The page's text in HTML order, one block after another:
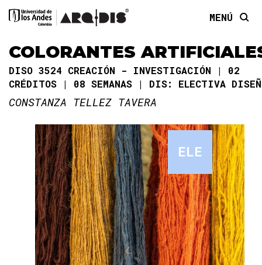
MENÚ
COLORANTES
DISO 3524 CREACIÓN - INVESTIGACIÓN
02
CRÉDITOS
08 SEMANAS DIS: ELECTIVA
CONSTANZA TELLEZ TAVERA
ELE